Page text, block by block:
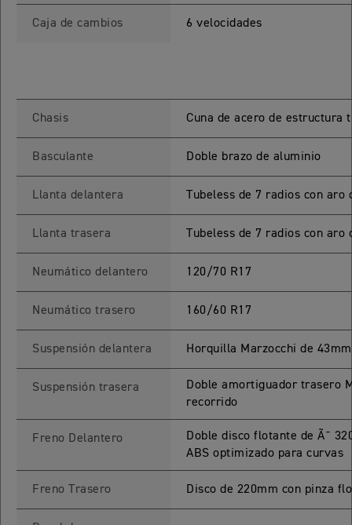
Precio desde $8.490.000
TIGER SPORT 660
NEWTIGER SPORT 660
TIGER 800 SPORT
Caja de cambios 6 velocidades
Chasis Cuna de acero de estructura
Basculante Doble brazo de aluminio
Llanta delantera Tubeless de 7 radios con
Llanta trasera Tubeless de 7 radios con
Neumático delantero 120/70 R17
Neumático trasero 160/60 R17
Suspensión delantera Horquilla Marzocchi de
Suspensión trasera
Doble amortiguador trasero
recorrido
Freno Delantero
Doble disco flotante de Ã˜
ABS optimizado para curvas
Freno Trasero Disco de 220mm con pinza